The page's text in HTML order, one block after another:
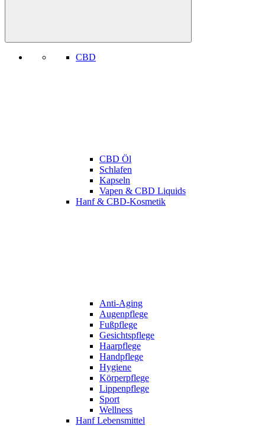
CBD
CBD Öl
Schlafen
Kapseln
Vapen & CBD Liquids
Hanf & CBD-Kosmetik
Anti-Aging
Augenpflege
Fußpflege
Gesichtspflege
Haarpflege
Handpflege
Hygiene
Körperpflege
Lippenpflege
Sport
Wellness
Hanf Lebensmittel